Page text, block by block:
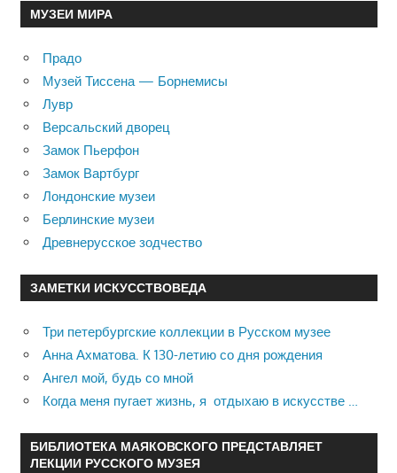
МУЗЕИ МИРА
Прадо
Музей Тиссена — Борнемисы
Лувр
Версальский дворец
Замок Пьерфон
Замок Вартбург
Лондонские музеи
Берлинские музеи
Древнерусское зодчество
ЗАМЕТКИ ИСКУССТВОВЕДА
Три петербургские коллекции в Русском музее
Анна Ахматова. К 130-летию со дня рождения
Ангел мой, будь со мной
Когда меня пугает жизнь, я отдыхаю в искусстве …
БИБЛИОТЕКА МАЯКОВСКОГО ПРЕДСТАВЛЯЕТ
ЛЕКЦИИ РУССКОГО МУЗЕЯ